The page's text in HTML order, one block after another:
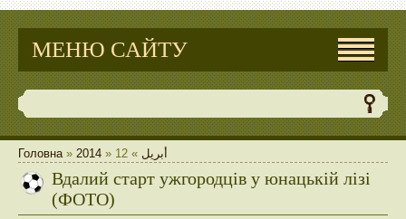
МЕНЮ САЙТУ
Головна» 2014 » أبريل »
12
Вдалий старт ужгородців у юнацькій лізі
(ФОТО)